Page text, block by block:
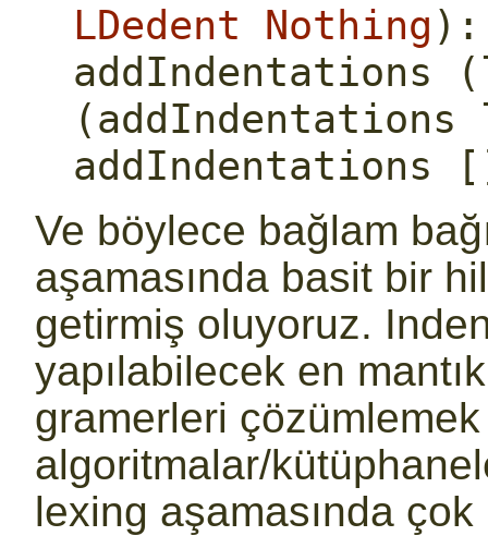
LDedent
Nothing ) :
addIndentations
Ve böylece bağlam
aşamasında basit bir
getirmiş oluyoruz.
yapılabilecek en
gramerleri
algoritmalar/
lexing aşamasında